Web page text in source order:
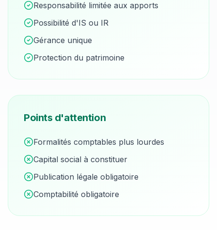
Responsabilité limitée aux apports
Possibilité d'IS ou IR
Gérance unique
Protection du patrimoine
Points d'attention
Formalités comptables plus lourdes
Capital social à constituer
Publication légale obligatoire
Comptabilité obligatoire